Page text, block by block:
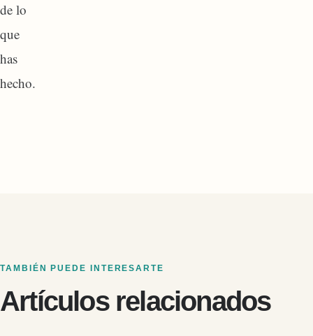
de lo
que
has
hecho.
TAMBIÉN PUEDE INTERESARTE
Artículos relacionados